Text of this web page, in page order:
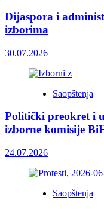
Dijaspora i
izborima
30.07.2026
Saopštenja
Politički preokret i
izborne komisije
24.07.2026
Saopštenja